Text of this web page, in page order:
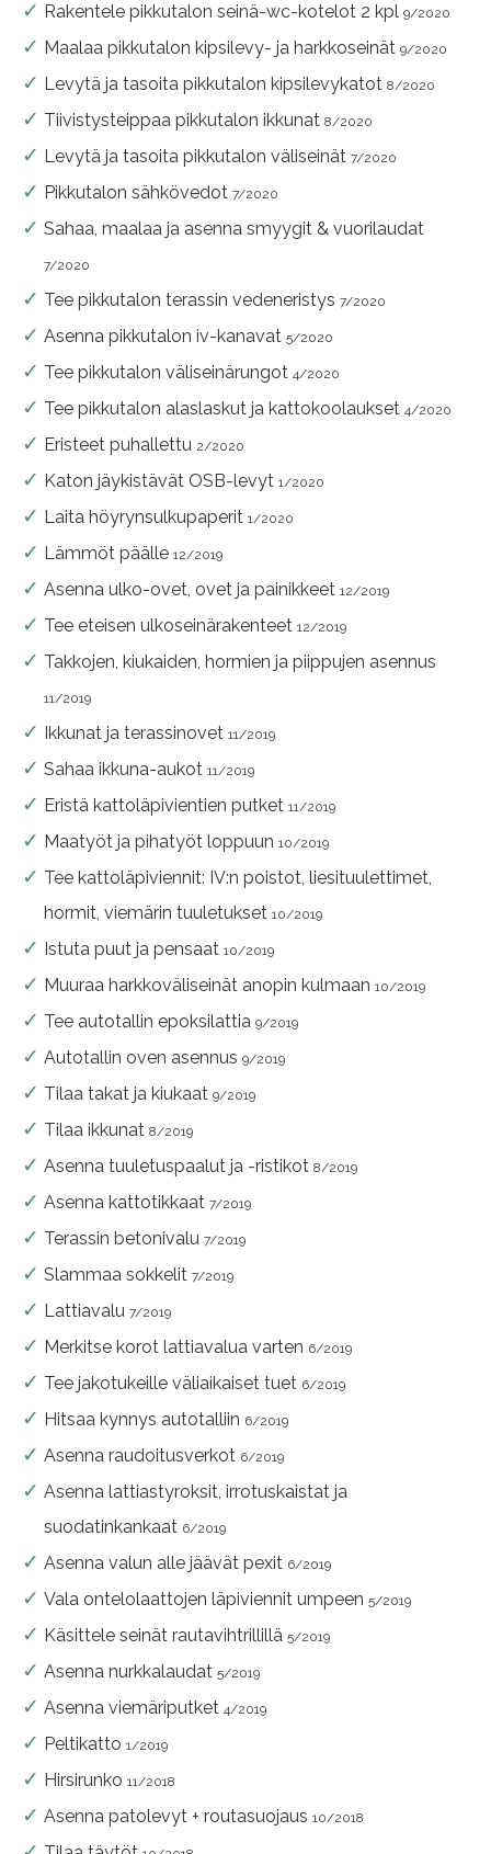
Rakentele pikkutalon seinä-wc-kotelot 2 kpl 9/2020
Maalaa pikkutalon kipsilevy- ja harkkoseinät 9/2020
Levytä ja tasoita pikkutalon kipsilevykatot 8/2020
Tiivistysteippaa pikkutalon ikkunat 8/2020
Levytä ja tasoita pikkutalon väliseinät 7/2020
Pikkutalon sähkövedot 7/2020
Sahaa, maalaa ja asenna smyygit & vuorilaudat
7/2020
Tee pikkutalon terassin vedeneristys 7/2020
Asenna pikkutalon iv-kanavat 5/2020
Tee pikkutalon väliseinärungot 4/2020
Tee pikkutalon alaslaskut ja kattokoolaukset 4/2020
Eristeet puhallettu 2/2020
Katon jäykistävät OSB-levyt 1/2020
Laita höyrynsulkupaperit 1/2020
Lämmöt päälle 12/2019
Asenna ulko-ovet, ovet ja painikkeet 12/2019
Tee eteisen ulkoseinärakenteet 12/2019
Takkojen, kiukaiden, hormien ja piippujen asennus
11/2019
Ikkunat ja terassinovet 11/2019
Sahaa ikkuna-aukot 11/2019
Eristä kattoläpivientien putket 11/2019
Maatyöt ja pihatyöt loppuun 10/2019
Tee kattoläpiviennit: IV:n poistot, liesituulettimet,
hormit, viemärin tuuletukset 10/2019
Istuta puut ja pensaat 10/2019
Muuraa harkkoväliseinät anopin kulmaan 10/2019
Tee autotallin epoksilattia 9/2019
Autotallin oven asennus 9/2019
Tilaa takat ja kiukaat 9/2019
Tilaa ikkunat 8/2019
Asenna tuuletuspaalut ja -ristikot 8/2019
Asenna kattotikkaat 7/2019
Terassin betonivalu 7/2019
Slammaa sokkelit 7/2019
Lattiavalu 7/2019
Merkitse korot lattiavalua varten 6/2019
Tee jakotukeille väliaikaiset tuet 6/2019
Hitsaa kynnys autotalliin 6/2019
Asenna raudoitusverkot 6/2019
Asenna lattiastyroksit, irrotuskaistat ja
suodatinkankaat 6/2019
Asenna valun alle jäävät pexit 6/2019
Vala ontelolaattojen läpiviennit umpeen 5/2019
Käsittele seinät rautavihtrillillä 5/2019
Asenna nurkkalaudat 5/2019
Asenna viemäriputket 4/2019
Peltikatto 1/2019
Hirsirunko 11/2018
Asenna patolevyt + routasuojaus 10/2018